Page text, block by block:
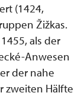
(1424,
Žižkas.
als der
Anwesen
der nahe
zweiten Hälfte